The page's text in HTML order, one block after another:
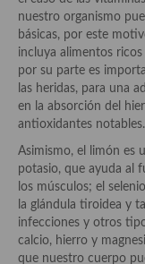
Legumbres y cereales
Cuscús
Huevos
Masas elaboradas
Plato principal
Aves
Carne
Pescado y Marisco
nuestro organismo
básicas, por este
incluya alimentos
por su parte es
las heridas, para una
en la absorción del
antioxidantes notables.
Asimismo, el limón es
potasio, que ayuda al
los músculos; el
la glándula tiroidea y
infecciones y otros
calcio, hierro y
que nuestro cuerpo